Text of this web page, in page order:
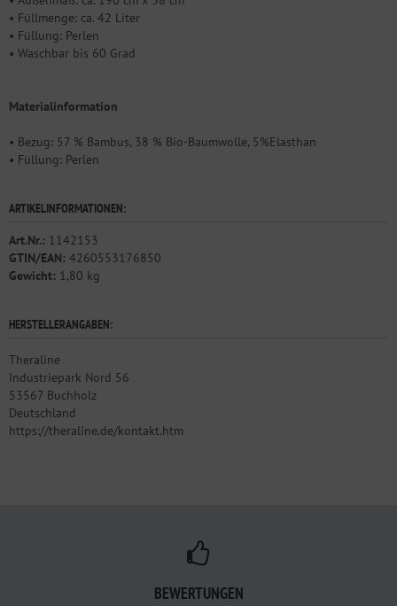
• Füllmenge: ca. 42 Liter
• Füllung: Perlen
• Waschbar bis 60 Grad
Materialinformation
• Bezug: 57 % Bambus, 38 % Bio-Baumwolle, 5%Elasthan
• Füllung: Perlen
ARTIKELINFORMATIONEN:
Art.Nr.: 1142153
GTIN/EAN: 4260553176850
Gewicht: 1,80 kg
HERSTELLERANGABEN:
Theraline
Industriepark Nord 56
53567 Buchholz
Deutschland
https://theraline.de/kontakt.htm
BEWERTUNGEN